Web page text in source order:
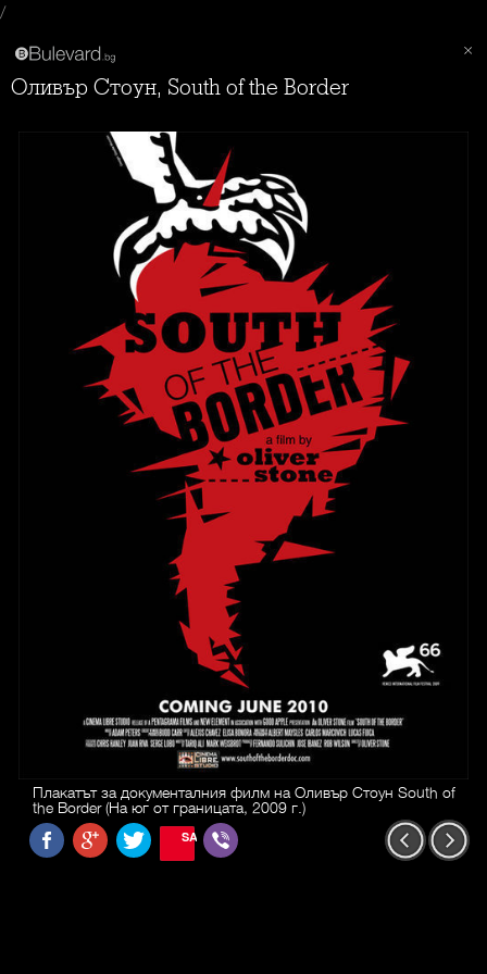
/
Оливър Стоун, South of the Border
Плакатът за документалния филм на Оливър Стоун South of
the Border (На юг от границата, 2009 г.)
SAVE